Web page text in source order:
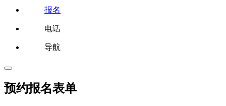
报名
电话
导航
预约报名表单